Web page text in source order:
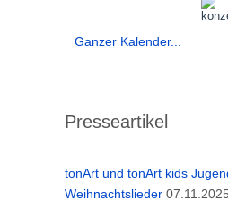
Ganzer Kalender...
Presseartikel
tonArt und tonArt kids
Weihnachtslieder 07.11.2025